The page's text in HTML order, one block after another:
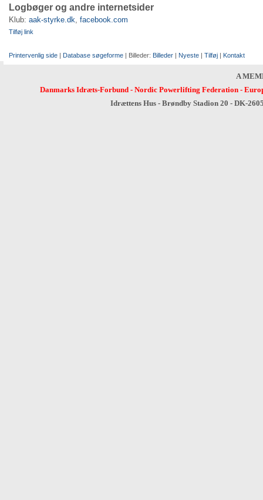
Logbøger og andre internetsider
Klub: aak-styrke.dk, facebook.com
Tilføj link
Printervenlig side | Database søgeforme | Billeder: Billeder | Nyeste | Tilføj | Kontakt
A
Danmarks Idræts-Forbund- Nordic Powerlifting Federation-
Idrættens Hus - Brøndby Stadion 20 - DK-